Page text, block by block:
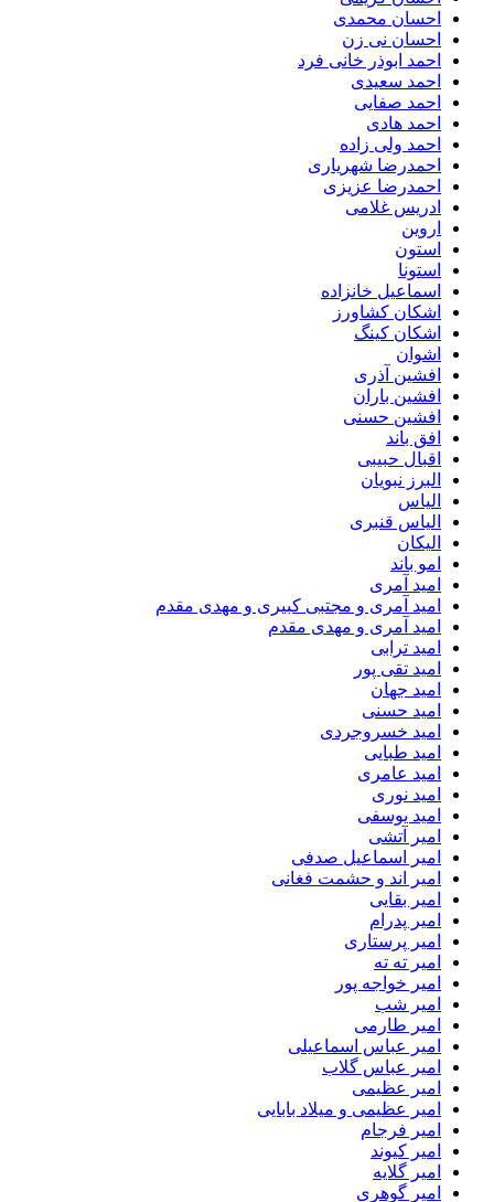
احسان محمدی
احسان نی زن
احمد ابوذر خانی فرد
احمد سعیدی
احمد صفایی
احمد هادی
احمد ولی زاده
احمدرضا شهریاری
احمدرضا عزیزی
ادریس غلامی
اروین
استون
استونا
اسماعیل خانزاده
اشکان کشاورز
اشکان کینگ
اشوان
افشین آذری
افشین باران
افشین حسنی
افق باند
اقبال حبیبی
البرز نبویان
الیاس
الیاس قنبرى
الیکان
امو باند
امید آمری
امید آمری و مجتبی کبیری و مهدى مقدم
امید آمری و مهدی مقدم
امید ترابی
امید تقی پور
امید جهان
امید حسنی
امید خسروجردی
امید طبایی
امید عامری
امید نوری
امید یوسفی
امیر آتشی
امیر اسماعیل صدفی
امیر اند و حشمت فغانی
امیر بقایی
امیر پدرام
امیر پرستاری
امیر ته ته
امیر خواجه پور
امیر شب
امیر طارمی
امیر عباس اسماعیلی
امیر عباس گلاب
امیر عظیمی
امیر عظیمی و میلاد بابایی
امیر فرجام
امیر کیوند
امیر گلایه
امیر گوهری